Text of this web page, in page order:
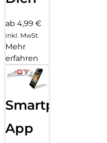
ab 4,99 €
inkl. MwSt.
Mehr
erfahren
Smartphone
App